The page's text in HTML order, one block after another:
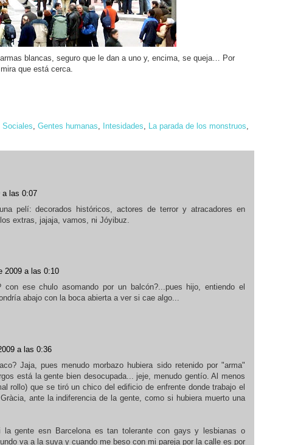
blancas, seguro que le dan a uno y, encima, se queja… Por
que está cerca.
Sociales, Gentes humanas, Intesidades, La parada de los monstruos,
a las 0:07
pelí: decorados históricos, actores de terror y atracadores en
extras, jajaja, vamos, ni Jóyibuz.
2009 a las 0:10
ese chulo asomando por un balcón?...pues hijo, entiendo el
abajo con la boca abierta a ver si cae algo...
a las 0:36
Jaja, pues menudo morbazo hubiera sido retenido por "arma"
está la gente bien desocupada... jeje, menudo gentío. Al menos
rollo) que se tiró un chico del edificio de enfrente donde trabajo el
ante la indiferencia de la gente, como si hubiera muerto una
la gente esn Barcelona es tan tolerante con gays y lesbianas o
va a la suya y cuando me beso con mi pareja por la calle es por